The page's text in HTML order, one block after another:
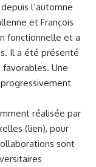
l’automne
et François
fonctionnelle et a
Il a été présenté
Une
réalisée par
(lien), pour
sont